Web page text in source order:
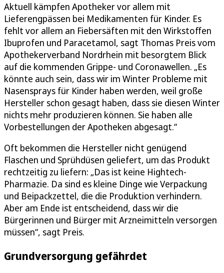
Aktuell kämpfen Apotheker vor allem mit
Lieferengpässen bei Medikamenten für Kinder. Es
fehlt vor allem an Fiebersäften mit den Wirkstoffen
Ibuprofen und Paracetamol, sagt Thomas Preis vom
Apothekerverband Nordrhein mit besorgtem Blick
auf die kommenden Grippe- und Coronawellen. „Es
könnte auch sein, dass wir im Winter Probleme mit
Nasensprays für Kinder haben werden, weil große
Hersteller schon gesagt haben, dass sie diesen Winter
nichts mehr produzieren können. Sie haben alle
Vorbestellungen der Apotheken abgesagt.“
Oft bekommen die Hersteller nicht genügend
Flaschen und Sprühdüsen geliefert, um das Produkt
rechtzeitig zu liefern: „Das ist keine Hightech-
Pharmazie. Da sind es kleine Dinge wie Verpackung
und Beipackzettel, die die Produktion verhindern.
Aber am Ende ist entscheidend, dass wir die
Bürgerinnen und Bürger mit Arzneimitteln versorgen
müssen“, sagt Preis.
Grundversorgung gefährdet